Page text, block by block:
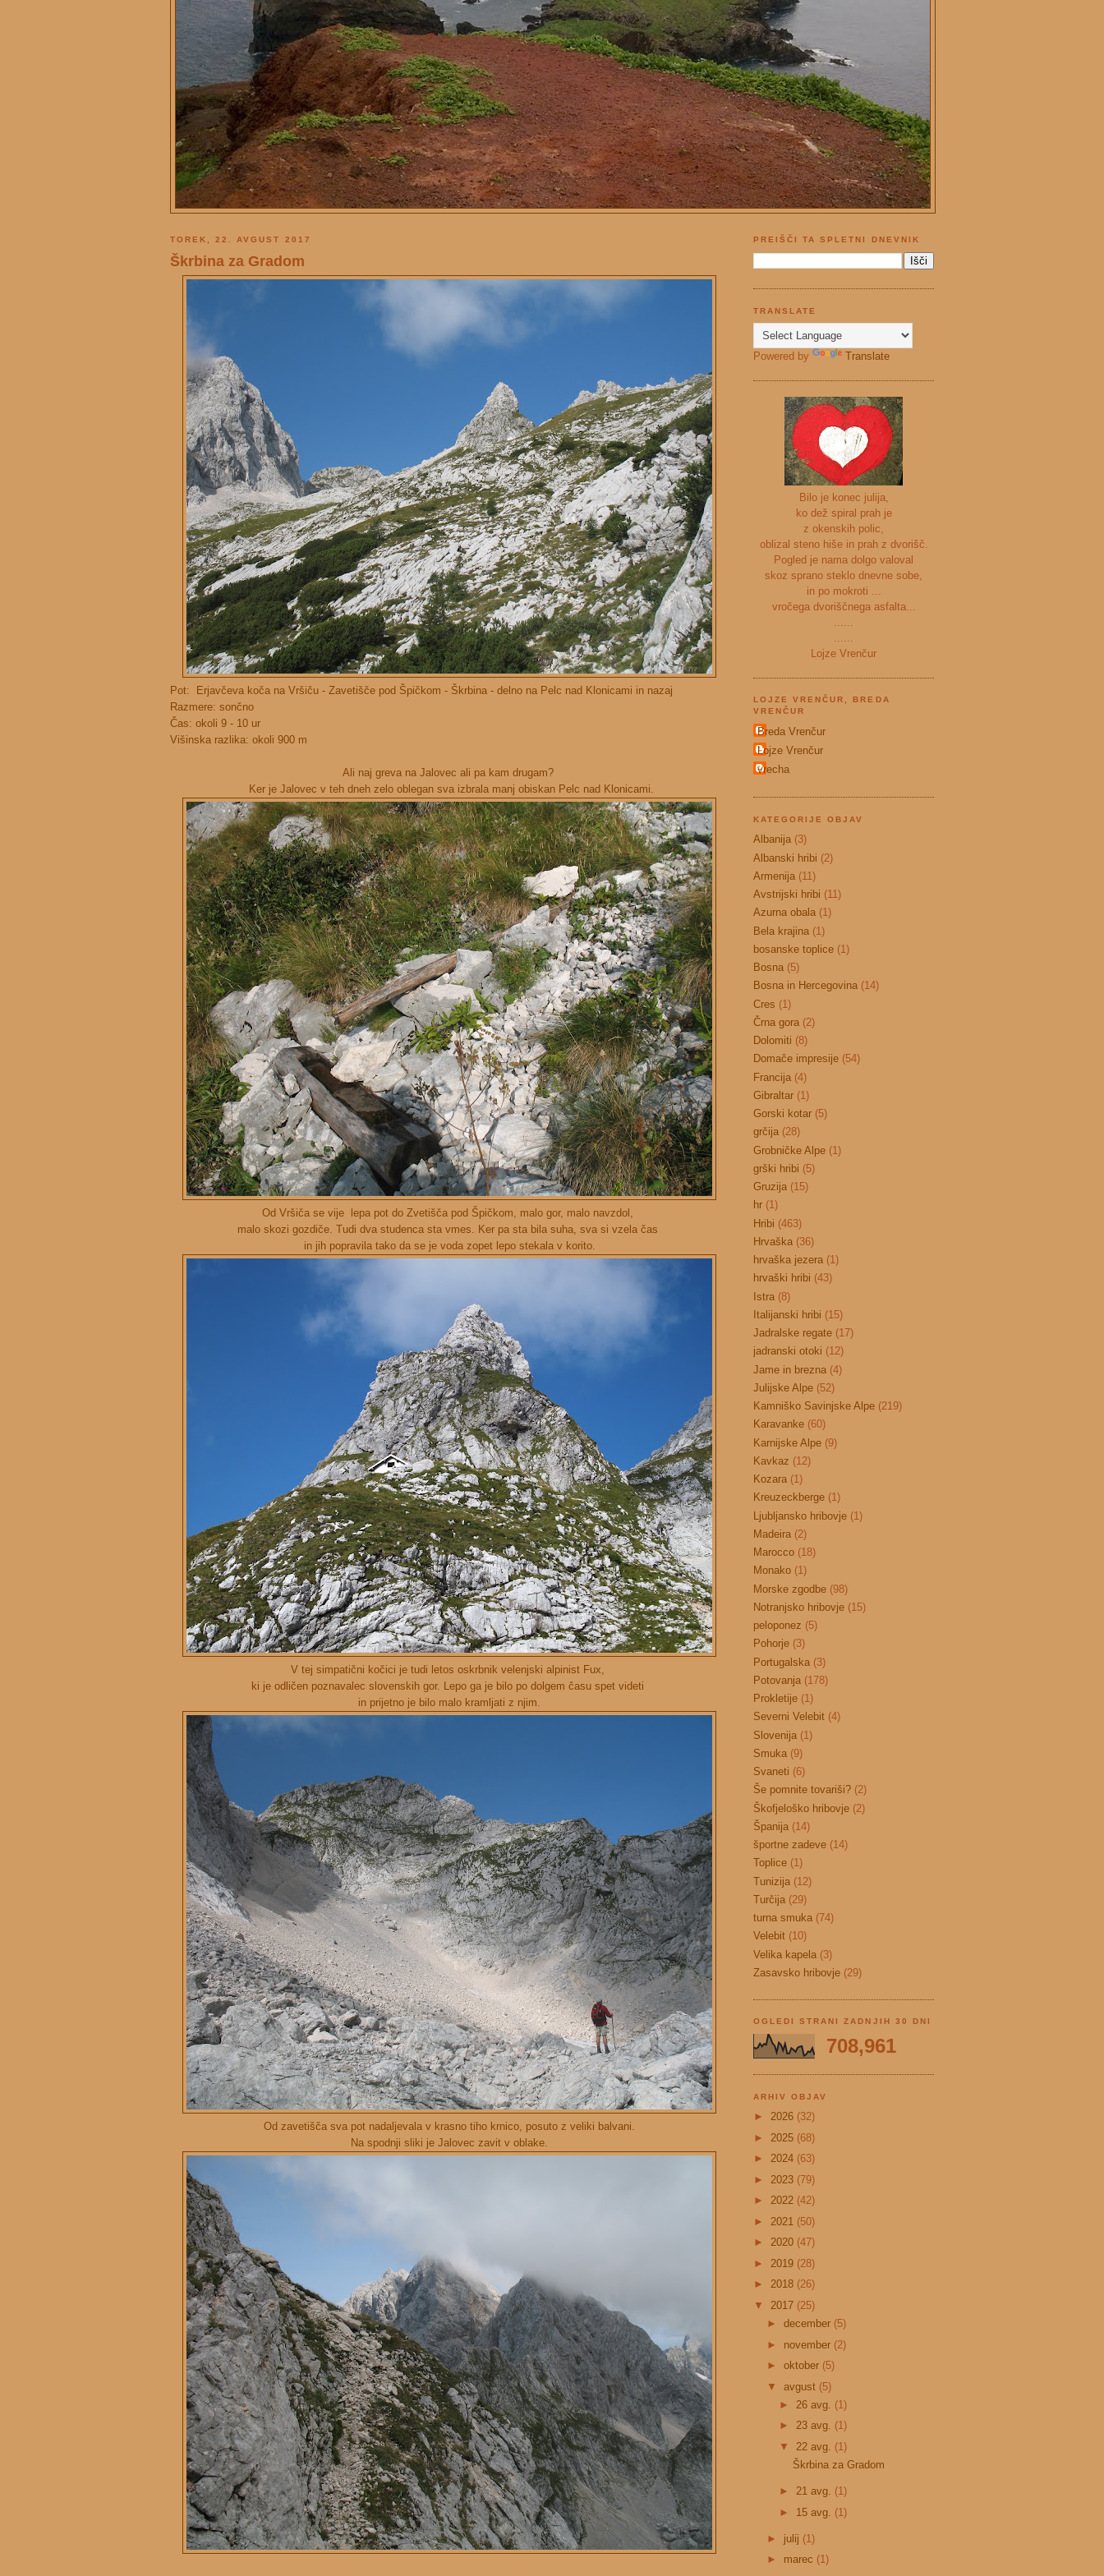
TOREK, 22. AVGUST 2017
Škrbina za Gradom
Pot: Erjavčeva koča na Vršiču - Zavetišče pod Špičkom - Škrbina - delno na Pelc nad Klonicami in nazaj
Razmere: sončno
Čas: okoli 9 - 10 ur
Višinska razlika: okoli 900 m
Ali naj greva na Jalovec ali pa kam drugam?
Ker je Jalovec v teh dneh zelo oblegan sva izbrala manj obiskan Pelc nad Klonicami.
Od Vršiča se vije lepa pot do Zvetišča pod Špičkom, malo gor, malo navzdol,
malo skozi gozdiče. Tudi dva studenca sta vmes. Ker pa sta bila suha, sva si vzela čas
in jih popravila tako da se je voda zopet lepo stekala v korito.
V tej simpatični kočici je tudi letos oskrbnik velenjski alpinist Fux,
ki je odličen poznavalec slovenskih gor. Lepo ga je bilo po dolgem času spet videti
in prijetno je bilo malo kramljati z njim.
Od zavetišča sva pot nadaljevala v krasno tiho krnico, posuto z veliki balvani.
Na spodnji sliki je Jalovec zavit v oblake.
PREIŠČI TA SPLETNI DNEVNIK
TRANSLATE
Powered by Translate
Bilo je konec julija,
ko dež spiral prah je
z okenskih polic,
oblizal steno hiše in prah z dvorišč.
Pogled je nama dolgo valoval
skoz sprano steklo dnevne sobe,
in po mokroti ...
vročega dvoriščnega asfalta...
......
......
Lojze Vrenčur
LOJZE VRENČUR, BREDA
VRENČUR
Breda Vrenčur
Lojze Vrenčur
vrecha
KATEGORIJE OBJAV
Albanija (3)
Albanski hribi (2)
Armenija (11)
Avstrijski hribi (11)
Azurna obala (1)
Bela krajina (1)
bosanske toplice (1)
Bosna (5)
Bosna in Hercegovina (14)
Cres (1)
Črna gora (2)
Dolomiti (8)
Domače impresije (54)
Francija (4)
Gibraltar (1)
Gorski kotar (5)
grčija (28)
Grobničke Alpe (1)
grški hribi (5)
Gruzija (15)
hr (1)
Hribi (463)
Hrvaška (36)
hrvaška jezera (1)
hrvaški hribi (43)
Istra (8)
Italijanski hribi (15)
Jadralske regate (17)
jadranski otoki (12)
Jame in brezna (4)
Julijske Alpe (52)
Kamniško Savinjske Alpe (219)
Karavanke (60)
Karnijske Alpe (9)
Kavkaz (12)
Kozara (1)
Kreuzeckberge (1)
Ljubljansko hribovje (1)
Madeira (2)
Marocco (18)
Monako (1)
Morske zgodbe (98)
Notranjsko hribovje (15)
peloponez (5)
Pohorje (3)
Portugalska (3)
Potovanja (178)
Prokletije (1)
Severni Velebit (4)
Slovenija (1)
Smuka (9)
Svaneti (6)
Še pomnite tovariši? (2)
Škofjeloško hribovje (2)
Španija (14)
športne zadeve (14)
Toplice (1)
Tunizija (12)
Turčija (29)
turna smuka (74)
Velebit (10)
Velika kapela (3)
Zasavsko hribovje (29)
OGLEDI STRANI ZADNJIH 30 DNI
708,961
ARHIV OBJAV
► 2026 (32)
► 2025 (68)
► 2024 (63)
► 2023 (79)
► 2022 (42)
► 2021 (50)
► 2020 (47)
► 2019 (28)
► 2018 (26)
▼ 2017 (25)
► december (5)
► november (2)
► oktober (5)
▼ avgust (5)
► 26 avg. (1)
►23 avg. (1)
▼ 22 avg. (1)
Škrbina za Gradom
►21 avg. (1)
► 15 avg. (1)
► julij (1)
► marec (1)